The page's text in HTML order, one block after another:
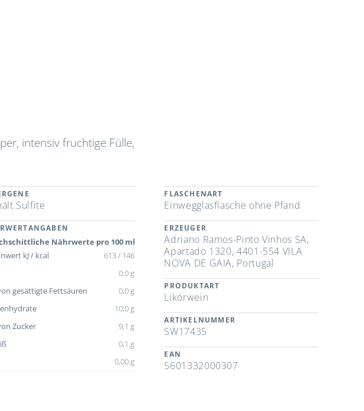
intensiv fruchtige Fülle,
Sulfite
Nährwerte pro 100 ml
kJ / kcal
613 / 146
0,0 g
gesättigte Fettsäuren
0,0 g
10,0 g
Zucker
9,1 g
0,1 g
0,00 g
FLASCHENART
Einwegglasflasche ohne Pfand
ERZEUGER
Adriano Ramos-Pinto Vinhos SA,
Apartado 1320, 4401-554 VILA
NOVA DE GAIA, Portugal
PRODUKTART
Likörwein
ARTIKELNUMMER
SW17435
EAN
5601332000307